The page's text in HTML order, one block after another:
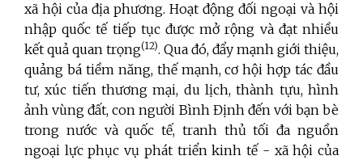
xã hội của địa phương. Hoạt động đối ngoại và hội
nhập quốc tế tiếp tục được mở rộng và đạt nhiều
kết quả quan trọng(12). Qua đó, đẩy mạnh giới thiệu,
quảng bá tiềm năng, thế mạnh, cơ hội hợp tác đầu
tư, xúc tiến thương mại, du lịch, thành tựu, hình
ảnh vùng đất, con người Bình Định đến với bạn bè
trong nước và quốc tế, tranh thủ tối đa nguồn
ngoại lực phục vụ phát triển kinh tế - xã hội của